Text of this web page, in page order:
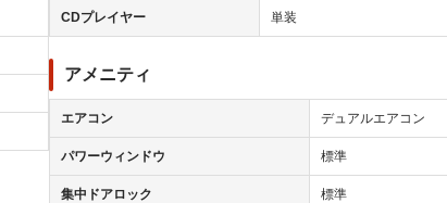
CDプレイヤー 単装
アメニティ
エアコン デュアルエアコン
パワーウィンドウ 標準
集中ドアロック 標準